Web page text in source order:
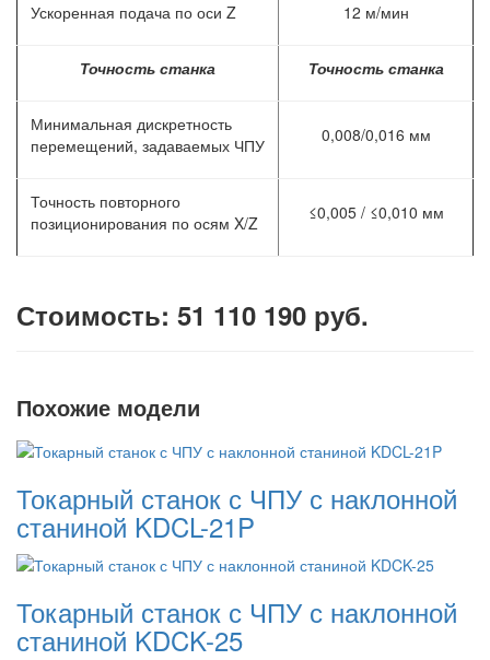
Ускоренная подача по оси Z 12 м/мин
Точность станка Точность станка
Минимальная дискретность
перемещений, задаваемых ЧПУ
0,008/0,016 мм
Точность повторного
позиционирования по осям X/Z
≤0,005 / ≤0,010 мм
Стоимость: 51 110 190 руб.
Похожие модели
Токарный станок с ЧПУ с наклонной
станиной KDCL-21P
Токарный станок с ЧПУ с наклонной
станиной KDCK-25